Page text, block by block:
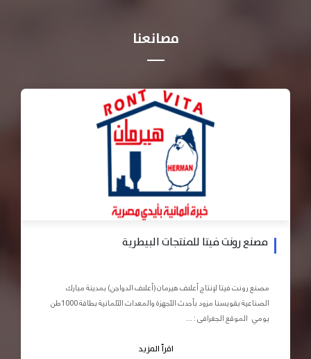
مصانعنا
مصنع رونت فيتا للمنتجات البيطرية
مصنع رونت فيتا لإنتاج أعلاف هيرمان (أعلاف الدواجن) بمدينة مبارك
الصناعية بقويسنا مزود بأحدث الأجهزة والمعدات الآلمانية بطاقة 1000طن
يومي الموقع الجغرافى : ...
اقرأ المزيد